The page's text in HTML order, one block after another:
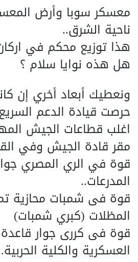
معسكر سوبا وأرض
ناحية الشرق..
هذا توزيع محكم في
هل هذه نوايا سلام ؟
ونعطيك أبعاد أخري إن
حرصت قيادة الدعم
اغلب قطاعات الجيش
مقر قادة الجيش وفي
قوة في الري المصري
المدرعات..
قوة فى شمبات محازية
المظلات (كبري شمبات)
قوة فى كررى جوار
العسكرية والكلية